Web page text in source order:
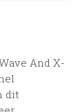
And X-
dit